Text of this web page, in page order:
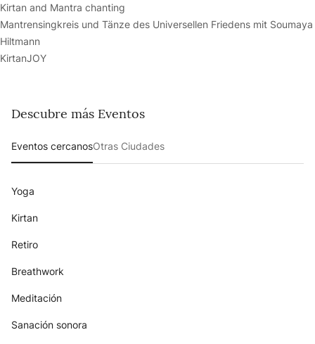
Kirtan and Mantra chanting
Mantrensingkreis und Tänze des Universellen Friedens mit Soumaya
Hiltmann
KirtanJOY
Descubre más Eventos
Eventos cercanosOtras Ciudades
Yoga
Kirtan
Retiro
Breathwork
Meditación
Sanación sonora